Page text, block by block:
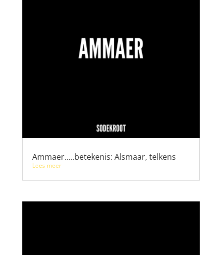
Ammaer…..betekenis: Alsmaar, telkens
Lees meer